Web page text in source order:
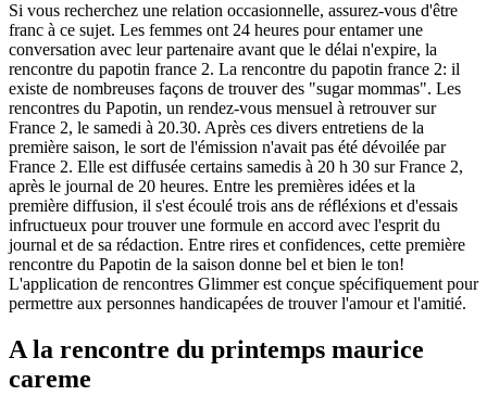
Si vous recherchez une relation occasionnelle, assurez-vous d'être
franc à ce sujet. Les femmes ont 24 heures pour entamer une
conversation avec leur partenaire avant que le délai n'expire, la
rencontre du papotin france 2. La rencontre du papotin france 2: il
existe de nombreuses façons de trouver des "sugar mommas". Les
rencontres du Papotin, un rendez-vous mensuel à retrouver sur
France 2, le samedi à 20.30. Après ces divers entretiens de la
première saison, le sort de l'émission n'avait pas été dévoilée par
France 2. Elle est diffusée certains samedis à 20 h 30 sur France 2,
après le journal de 20 heures. Entre les premières idées et la
première diffusion, il s'est écoulé trois ans de réfléxions et d'essais
infructueux pour trouver une formule en accord avec l'esprit du
journal et de sa rédaction. Entre rires et confidences, cette première
rencontre du Papotin de la saison donne bel et bien le ton!
L'application de rencontres Glimmer est conçue spécifiquement pour
permettre aux personnes handicapées de trouver l'amour et l'amitié.
A la rencontre du printemps maurice
careme